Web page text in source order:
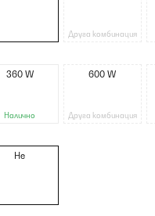
Друга комбинация
360 W
Налично
600 W
Друга комбинация
Не